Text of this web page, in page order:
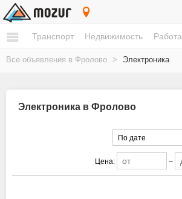
Транспорт Недвижимость Работа
Все объявления в Фролово > Электроника
Электроника в Фролово
По дате
Цена: –